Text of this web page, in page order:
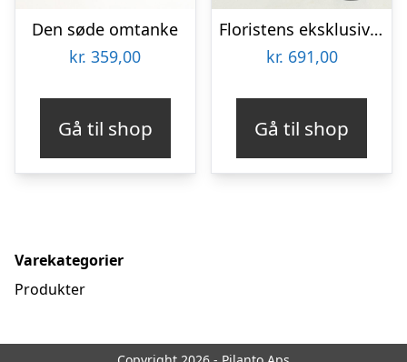
Den søde omtanke
kr. 359,00
Gå til shop
Floristens eksklusive buket med Gran Passione, Appassimento økologisk
kr. 691,00
Gå til shop
Varekategorier
Produkter